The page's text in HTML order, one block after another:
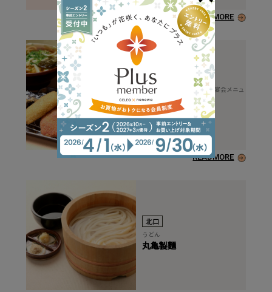
READMORE
北口
串カツ、ランチメニュー、宴会メニュ
ー
串カツ田中
READMORE
北口
うどん
丸亀製麵